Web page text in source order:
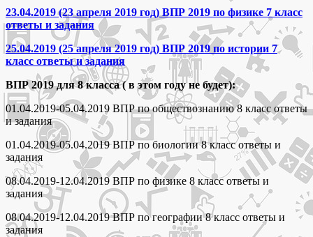
23.04.2019 (23 апреля 2019 год) ВПР 2019 по физике 7 класс
ответы и задания
25.04.2019 (25 апреля 2019 год) ВПР 2019 по истории 7
класс ответы и задания
ВПР 2019 для 8 класса ( в этом году не будет):
01.04.2019-05.04.2019 ВПР по обществознанию 8 класс ответы
и задания
01.04.2019-05.04.2019 ВПР по биологии 8 класс ответы и
задания
08.04.2019-12.04.2019 ВПР по физике 8 класс ответы и
задания
08.04.2019-12.04.2019 ВПР по географии 8 класс ответы и
задания